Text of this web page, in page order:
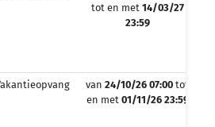
tot en met 14/03/27
23:59
van 24/10/26 07:00 tot
en met 01/11/26 23:59